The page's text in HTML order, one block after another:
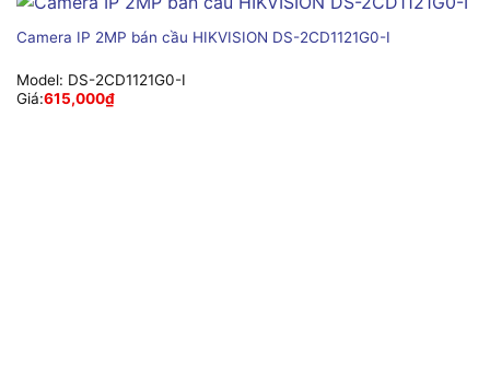
Camera IP 2MP bán cầu HIKVISION DS-2CD1121G0-I
Model: DS-2CD1121G0-I
Giá:615,000₫